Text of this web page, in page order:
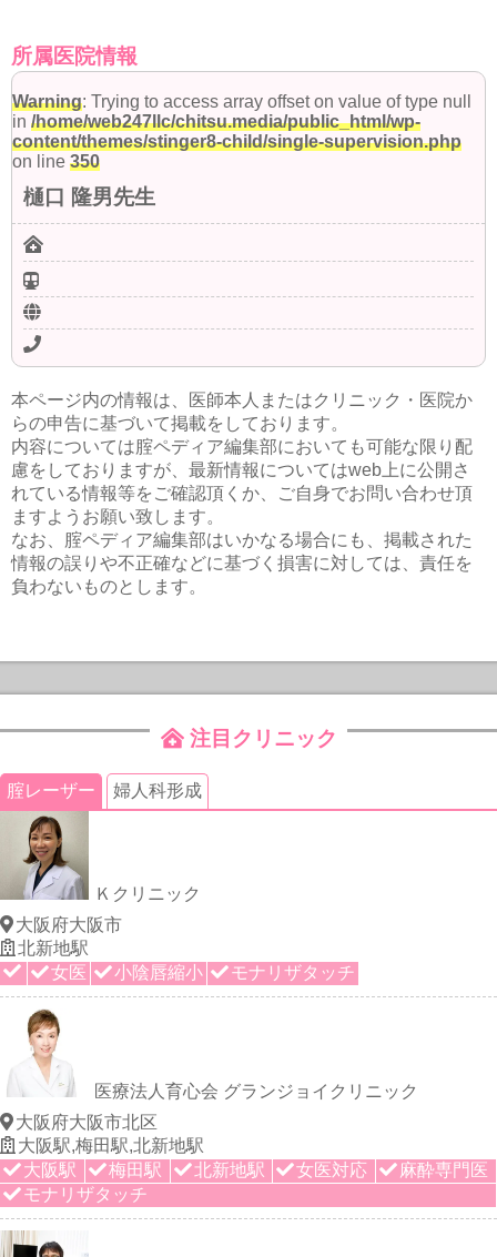
所属医院情報
Warning: Trying to access array offset on value of type null
in /home/web247llc/chitsu.media/public_html/wp-
content/themes/stinger8-child/single-supervision.php
on line 350
樋口 隆男先生
本ページ内の情報は、医師本人またはクリニック・医院か
らの申告に基づいて掲載をしております。
内容については腟ペディア編集部においても可能な限り配
慮をしておりますが、最新情報についてはweb上に公開さ
れている情報等をご確認頂くか、ご自身でお問い合わせ頂
ますようお願い致します。
なお、腟ペディア編集部はいかなる場合にも、掲載された
情報の誤りや不正確などに基づく損害に対しては、責任を
負わないものとします。
注目クリニック
腟レーザー 婦人科形成
Ｋクリニック
大阪府大阪市
北新地駅
女医
小陰唇縮小 モナリザタッチ
医療法人育心会 グランジョイクリニック
大阪府大阪市北区
大阪駅,梅田駅,北新地駅
大阪駅
梅田駅 北新地駅 女医対応
麻酔専門医
モナリザタッチ